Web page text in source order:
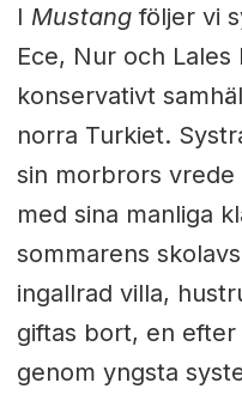
I Mustangföljer vi
Ece, Nur och
konservativt
norra Turkiet.
sin morbrors
med sina manliga
sommarens
ingallrad villa,
giftas bort, en
genom yngsta